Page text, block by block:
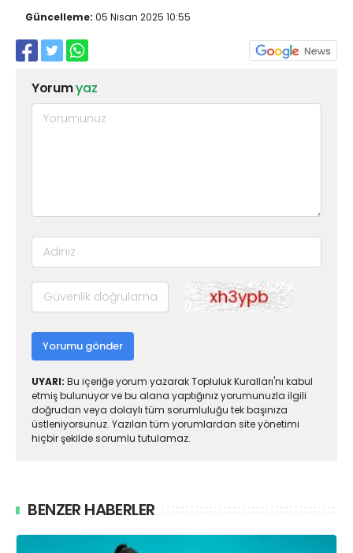
Güncelleme: 05 Nisan 2025 10:55
Yorumyaz
Yorumu gönder
UYARI: Bu içeriğe yorum yazarak Topluluk Kuralları'nı kabul
etmiş bulunuyor ve bu alana yaptığınız yorumunuzla ilgili
doğrudan veya dolaylı tüm sorumluluğu tek başınıza
üstleniyorsunuz. Yazılan tüm yorumlardan site yönetimi
hiçbir şekilde sorumlu tutulamaz.
BENZER HABERLER